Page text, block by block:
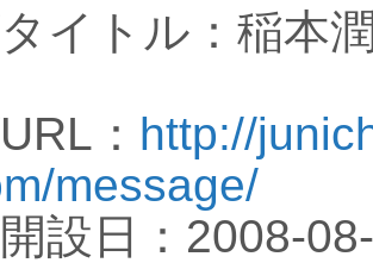
イトル：稲本
： http://
message/
設日：2008-